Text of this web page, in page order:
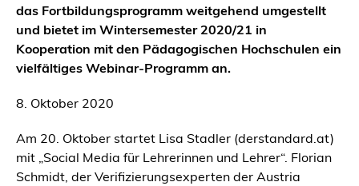
das Fortbildungsprogramm weitgehend umgestellt
und bietet im Wintersemester 2020/21 in
Kooperation mit den Pädagogischen Hochschulen ein
vielfältiges Webinar-Programm an.
8. Oktober 2020
Am 20. Oktober startet Lisa Stadler (derstandard.at)
mit „Social Media für Lehrerinnen und Lehrer“. Florian
Schmidt, der Verifizierungsexperten der Austria